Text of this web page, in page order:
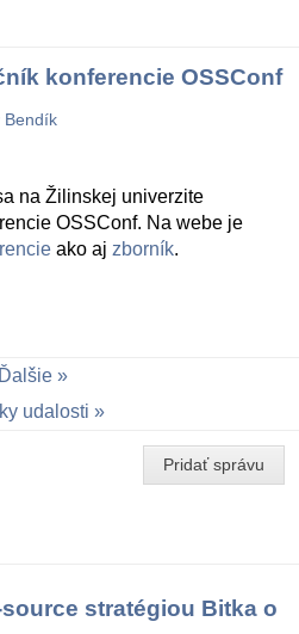
konferencie OSSConf
Bendík
na Žilinskej univerzite
OSSConf. Na webe je
ako aj zborník.
Ďalšie
udalosti
Pridať správu
stratégiou Bitka o